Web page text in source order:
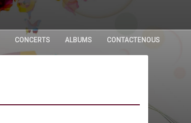
CONCERTS ALBUMS CONTACTENOUS